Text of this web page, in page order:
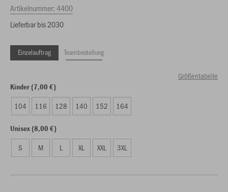
Artikelnummer:4400
Lieferbar bis 2030
Einzelauftrag Teambestellung
Größentabelle
Kinder (7,00 €)
104 116 128 140 152 164
Unisex (8,00 €)
S M L XL XXL 3XL